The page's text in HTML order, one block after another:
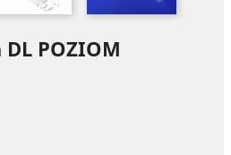
POZIOM